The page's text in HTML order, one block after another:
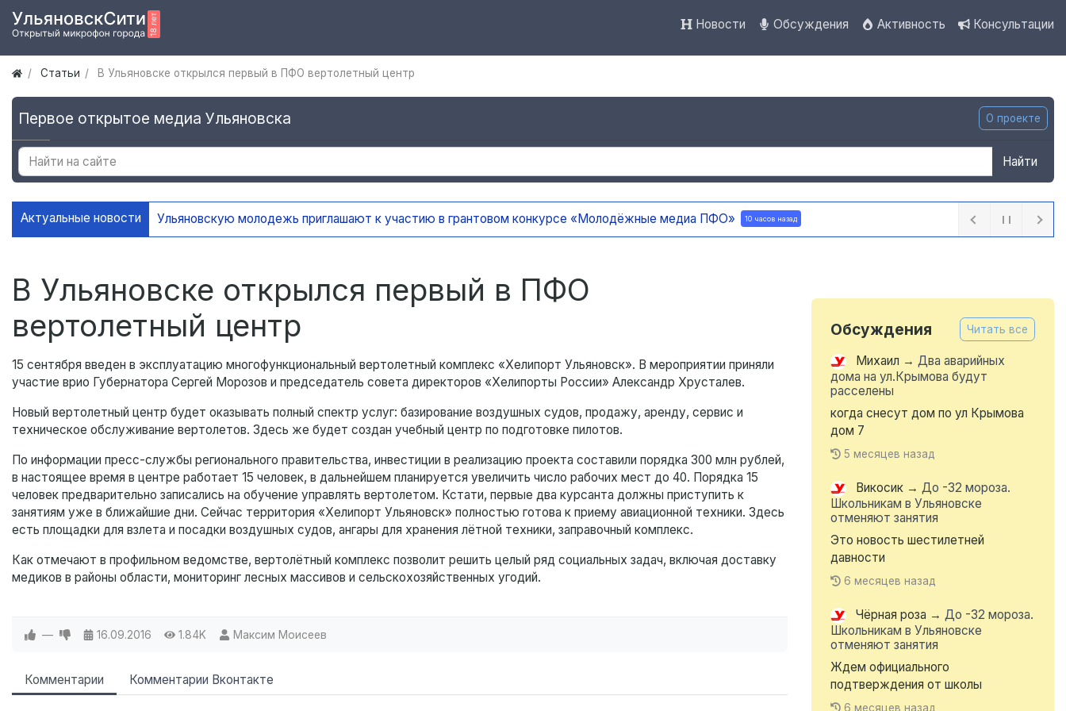
Новости Обсуждения Активность Консультации
Статьи В Ульяновске открылся первый в ПФО вертолетный центр
Первое открытое медиа Ульяновска О проекте
Найти
Актуальные новости Ульяновскую молодежь приглашают к участию в грантовом конкурсе «Молодёжные медиа ПФО» 10 часов назад
В Ульяновске открылся первый в ПФО
вертолетный центр
15 сентября введен в эксплуатацию многофункциональный вертолетный комплекс «Хелипорт Ульяновск». В мероприятии приняли
участие врио Губернатора Сергей Морозов и председатель совета директоров «Хелипорты России» Александр Хрусталев.
Новый вертолетный центр будет оказывать полный спектр услуг: базирование воздушных судов, продажу, аренду, сервис и
техническое обслуживание вертолетов. Здесь же будет создан учебный центр по подготовке пилотов.
По информации пресс-службы регионального правительства, инвестиции в реализацию проекта составили порядка 300 млн рублей,
в настоящее время в центре работает 15 человек, в дальнейшем планируется увеличить число рабочих мест до 40. Порядка 15
человек предварительно записались на обучение управлять вертолетом. Кстати, первые два курсанта должны приступить к
занятиям уже в ближайшие дни. Сейчас территория «Хелипорт Ульяновск» полностью готова к приему авиационной техники. Здесь
есть площадки для взлета и посадки воздушных судов, ангары для хранения лётной техники, заправочный комплекс.
Как отмечают в профильном ведомстве, вертолётный комплекс позволит решить целый ряд социальных задач, включая доставку
медиков в районы области, мониторинг лесных массивов и сельскохозяйственных угодий.
— 16.09.2016 1.84K Максим Моисеев
Комментарии Комментарии Вконтакте
Обсуждения Читать все
Михаил → Два аварийных
дома на ул.Крымова будут
расселены
когда снесут дом по ул Крымова
дом 7
5 месяцев назад
Викосик → До -32 мороза.
Школьникам в Ульяновске
отменяют занятия
Это новость шестилетней
давности
6 месяцев назад
Чёрная роза → До -32 мороза.
Школьникам в Ульяновске
отменяют занятия
Ждем официального
подтверждения от школы
6 месяцев назад